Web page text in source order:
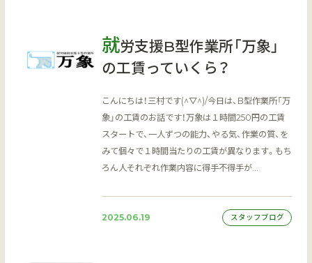
就労支援B型作業所「万象」
の工賃っていくら？
こんにちは！三村です(^▽^)/今日は、B型作業所「万
象」の工賃のお話です！万象は１時間250円の工賃
スタートで、一人ずつの能力、やる気、作業の質、を
みて個々で１時間当たりの工賃が異なります。もち
ろん人それぞれ作業内容に得手不得手が…
2025.06.19 スタッフブログ